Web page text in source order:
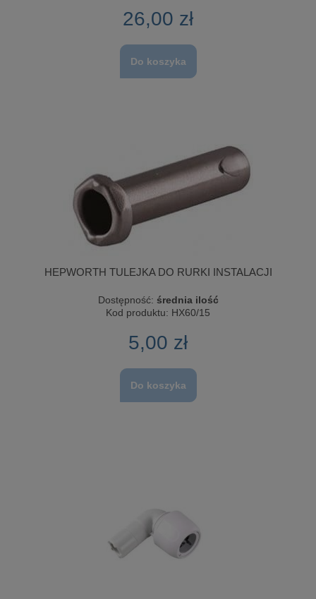
26,00 zł
Do koszyka
HEPWORTH TULEJKA DO RURKI INSTALACJI
Dostępność: średnia ilość
Kod produktu: HX60/15
5,00 zł
Do koszyka